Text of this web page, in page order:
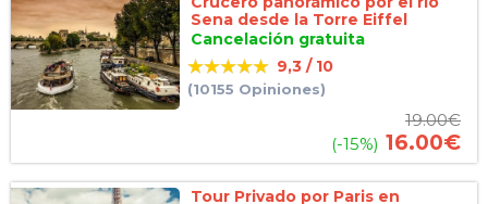
Sena desde la Torre Eiffel
Cancelación gratuita
9,3 / 10
(10155 Opiniones)
19.00€
(-15%) 16.00€
Tour Privado por Paris en